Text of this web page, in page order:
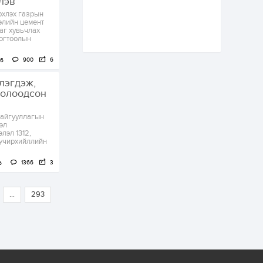
газрын
цемент
хувьчлах
900 6
1312,
1366 3
...
293